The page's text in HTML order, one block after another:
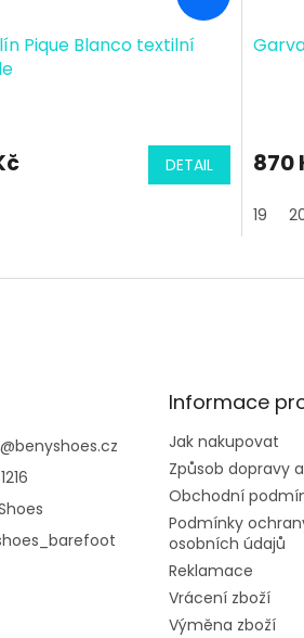
Pique Blanco textilní
DETAIL 870
19
@benyshoes.cz
Informace
Jak nakupovat
Způsob dopravy
Obchodní
Podmínky
osobních údajů
Reklamace
Vrácení zboží
Výměna zboží